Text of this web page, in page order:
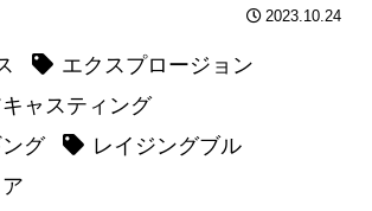
2023.10.24
エクスプロージョン
ャスティング
グ
レイジングブル